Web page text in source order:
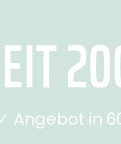
Angebot in